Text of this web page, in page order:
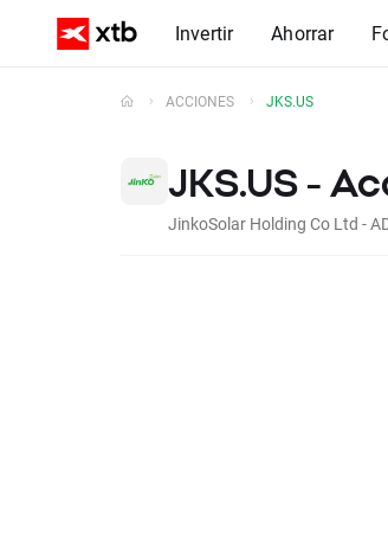
Invertir Ahorrar
ACCIONES JKS.US
JKS.US -
JinkoSolar Holding Co Ltd -